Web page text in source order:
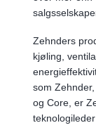
Zehnders
kjøling,
som
og Core, er